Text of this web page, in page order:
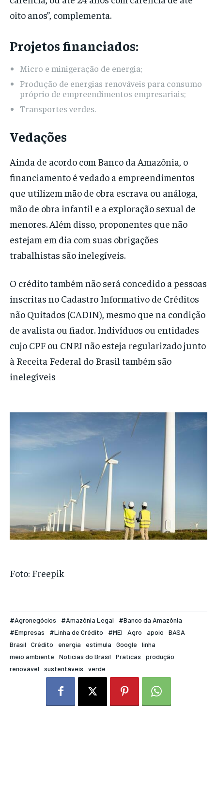
oito anos”, complementa.
Projetos financiados:
Micro e minigeração de energia;
Produção de energias renováveis para consumo
próprio de empreendimentos empresariais;
Transportes verdes.
Vedações
Ainda de acordo com Banco da Amazônia, o
financiamento é vedado a empreendimentos
que utilizem mão de obra escrava ou análoga,
mão de obra infantil e a exploração sexual de
menores. Além disso, proponentes que não
estejam em dia com suas obrigações
trabalhistas são inelegíveis.
O crédito também não será concedido a pessoas
inscritas no Cadastro Informativo de Créditos
não Quitados (CADIN), mesmo que na condição
de avalista ou fiador. Indivíduos ou entidades
cujo CPF ou CNPJ não esteja regularizado junto
à Receita Federal do Brasil também são
inelegíveis
Foto: Freepik
#Agronegócios #Amazônia Legal
#Banco da Amazônia
#Empresas
#Linha de Crédito #MEI Agro apoio
BASA
Brasil
Crédito energia estimula Google
linha
meio ambiente
Notícias do Brasil Práticas
produção
renovável
sustentáveis verde